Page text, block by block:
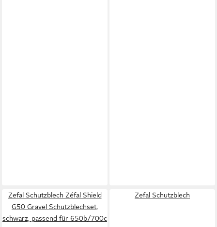
Zefal Schutzblech Zéfal Shield
G50 Gravel Schutzblechset,
schwarz, passend für 650b/700c
Zefal Schutzblech